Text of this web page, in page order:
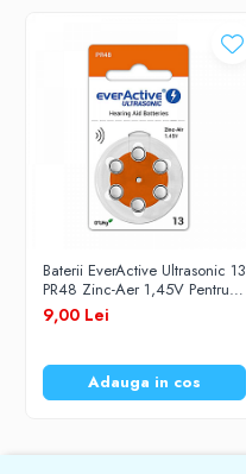
Baterii EverActive Ultrasonic 13
PR48 Zinc-Aer 1,45V Pentru
Aparate Auditive Set 6 Baterii
9,00 Lei
Adauga in cos